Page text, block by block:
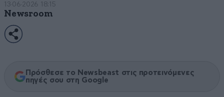
13·06·2026 18:15
Newsroom
Πρόσθεσε το Newsbeast στις προτεινόμενες
πηγές σου στη Google